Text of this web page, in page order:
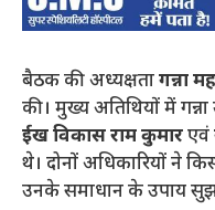
बैठक की अध्यक्षतागन्ना
की। मुख्य अतिथियों में गन्ना
ईख विकास राम कुमारएवं
थे। दोनों अधिकारियों ने
उनके समाधान के उपाय